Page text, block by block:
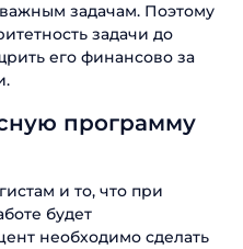
задачам. Поэтому
задачи до
его финансово за
программу
и то, что при
будет
необходимо сделать